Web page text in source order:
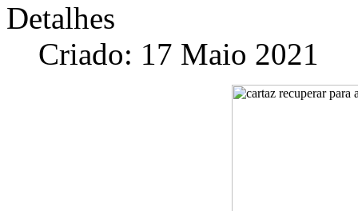
Detalhes
Criado: 17 Maio 2021